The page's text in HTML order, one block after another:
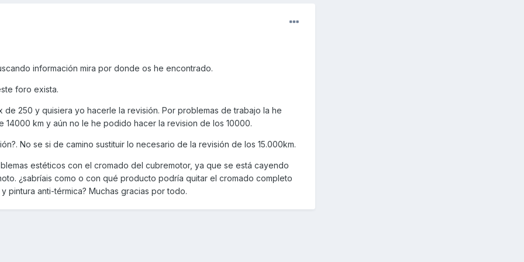
información mira por donde os he encontrado.
foro exista.
de 250 y quisiera yo hacerle la revisión. Por problemas de trabajo la he
km y aún no le he podido hacer la revision de los 10000.
No se si de camino sustituir lo necesario de la revisión de los 15.000km.
estéticos con el cromado del cubremotor, ya que se está cayendo
¿sabríais como o con qué producto podría quitar el cromado completo
pintura anti-térmica? Muchas gracias por todo.